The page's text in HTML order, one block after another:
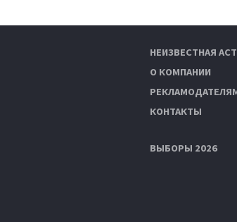
НЕИЗВЕСТНАЯ
О КОМПАНИИ
КОНТАКТЫ
ВЫБОРЫ 2026